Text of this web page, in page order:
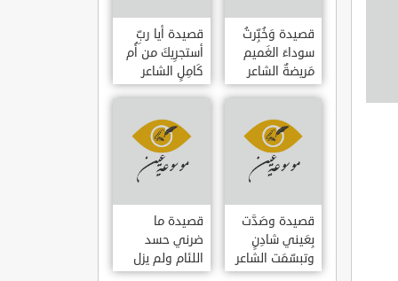
قصيدة وَخُبِّرتُ
سوداءَ الغَميم
مَريضةٌ الشاعر
العوام بن عقبة
قصيدة أيا ربِّ
أستجرِيكَ من أُم
كَامِلٍ الشاعر
العوام بن عقبة
قصيدة وصَدَّت
بِعَيني شادِنٍ
وتبسّمَت الشاعر
العوام بن عقبة
قصيدة ما
ضرني حسد
اللئام ولم يزل
الشاعر عمارة بن